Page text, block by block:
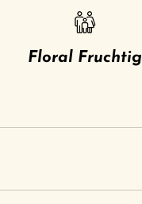
Floral Fruchtig